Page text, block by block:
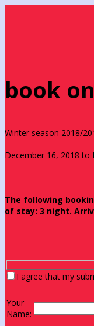
book
Winter season 2018/
December 16, 2018 to
The following
of stay: 3 night.
I agree that my
Your
Name: